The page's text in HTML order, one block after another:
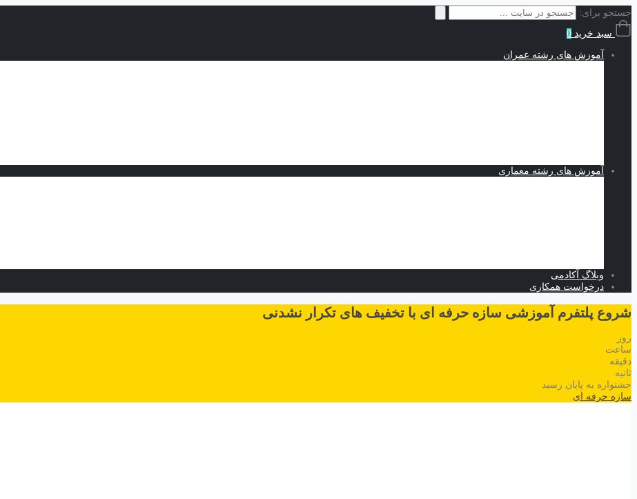
جستجو برای:
سبد خرید 0
آموزش های رشته عمران
آموزش های رشته معماری
وبلاگ آکادمی
درخواست همکاری
شروع پلتفرم آموزشی سازه حرفه ای با تخفیف های تکرار نشدنی
روز
ساعت
دقیقه
ثانیه
جشنواره به پایان رسید
سازه حرفه ای